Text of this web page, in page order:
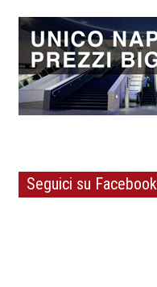
Seguici su Facebook